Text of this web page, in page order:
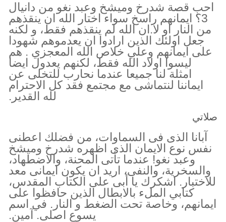
احب قصة شدرخ وميشخ وعبد نغو من دانيال
3؟ ايمانهم راسخ سواء اختار الله ان ينقذهم
من النار او لا.ان الله لم ينقذهم فقط، و لكنه
جعل اولئك الذين ارادوا ان يعدموهم شهودا
على ايمانهم وعلي خلاص الله المعجزي . هم
ليسوا اولاد الله فقط، لكنهم يعدول ايضا
امثلة لنا جميعا عندما نحارب للتخلى عن
ايماننا لنتماشى مع مجتمع فقد كل الاحترام
لله القدير.
صلاتي
آبانا الذى فى السماوات، من فضلك اعطنى
نفس نوع الايمان الذى اظهره شدرخ وميشخ
وعبد نغو! عندما تأتى المحنة، والاضطهاد،
والسخرية، والنفى، اريد ان يكون ايمانى معد
للاختبار. اشكرك يا أبى على الكتاب المقدس،
كتابي الملء بالابطال الذين حافظوا على
ايمانهم، وخاصة تحت الضغط و النار. في اسم
يسوع اصلى. آمين.